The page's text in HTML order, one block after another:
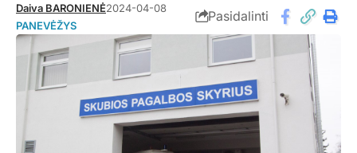
Daiva BARONIENĖ2024-04-08
PANEVĖŽYS
Pasidalinti